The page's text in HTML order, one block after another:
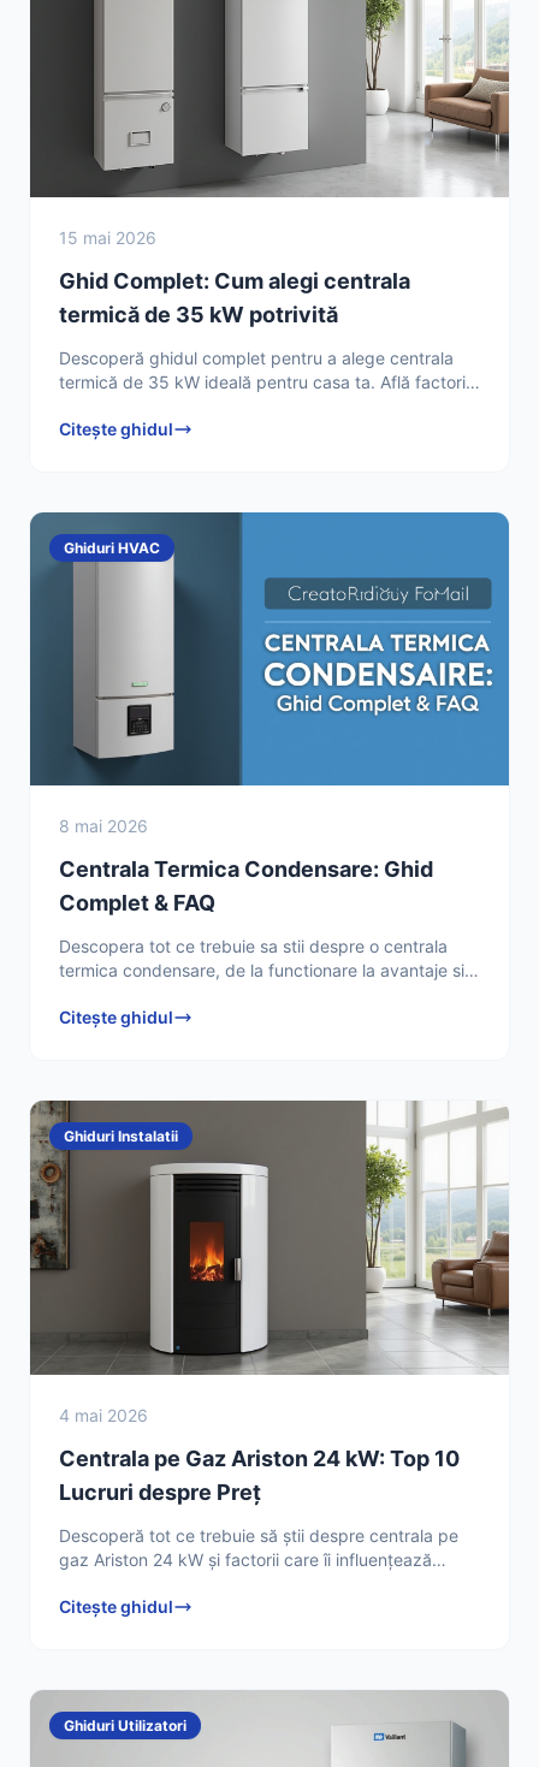
15 mai 2026
Ghid Complet: Cum alegi centrala
termică de 35 kW potrivită
Descoperă ghidul complet pentru a alege centrala
termică de 35 kW ideală pentru casa ta. Află factorii
Citește ghidul
Ghiduri HVAC
8 mai 2026
Centrala Termica Condensare: Ghid
Complet & FAQ
Descopera tot ce trebuie sa stii despre o centrala
termica condensare, de la functionare la avantaje si
Citește ghidul
Ghiduri Instalatii
4 mai 2026
Centrala pe Gaz Ariston 24 kW: Top 10
Lucruri despre Preț
Descoperă tot ce trebuie să știi despre centrala pe
gaz Ariston 24 kW și factorii care îi influențează
Citește ghidul
Ghiduri Utilizatori